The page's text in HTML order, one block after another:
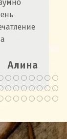
Алина